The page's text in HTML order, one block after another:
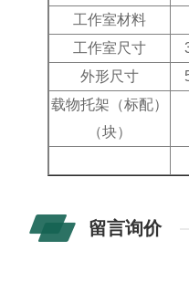
工作室材料
工作室尺寸
外形尺寸
载物托架（标配）
（块）
留言询价